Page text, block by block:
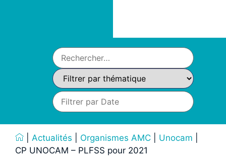
Actualités Organismes AMC Unocam
CP UNOCAM – PLFSS pour 2021